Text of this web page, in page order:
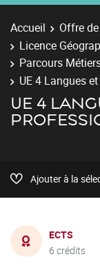
Accueil Offre
Licence
Parcours
UE 4 Langues
UE 4
Ajouter à la
ECTS
6 crédits